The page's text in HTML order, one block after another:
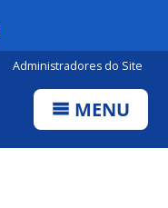
Administradores do Site
MENU